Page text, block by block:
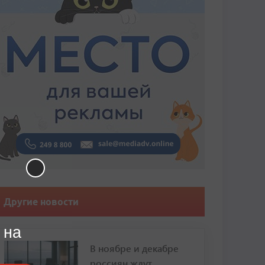
Другие новости
В ноябре и декабре